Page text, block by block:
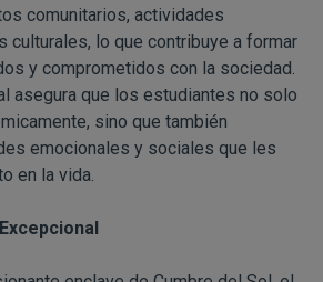
comunitarios, actividades
culturales, lo que contribuye a formar
y comprometidos con la sociedad.
asegura que los estudiantes no solo
sino que también
emocionales y sociales que les
en la vida.